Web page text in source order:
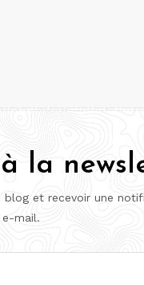
la
et recevoir une
mail.